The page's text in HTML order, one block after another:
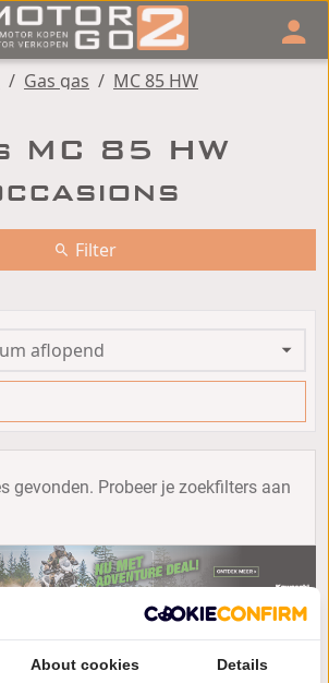
/ Gas gas / MC 85 HW
MC 85 HW
Filter
gevonden. Probeer je zoekfilters aan
About cookies Details